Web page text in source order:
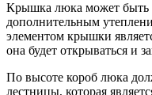
Крышка люка может быть
дополнительным
элементом крышки
она будет открываться и
По высоте короб люка
лестницы, которая